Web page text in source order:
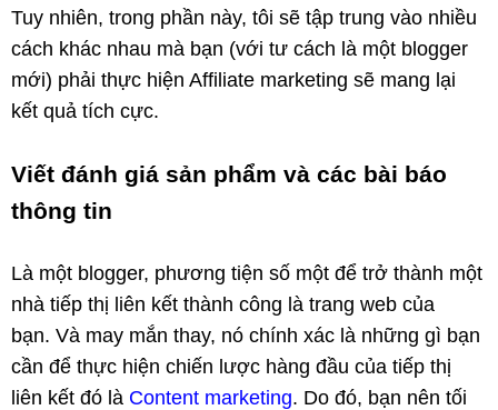
Tuy nhiên, trong phần này, tôi sẽ tập trung vào nhiều
cách khác nhau mà bạn (với tư cách là một blogger
mới) phải thực hiện Affiliate marketing sẽ mang lại
kết quả tích cực.
Viết đánh giá sản phẩm và các bài báo
thông tin
Là một blogger, phương tiện số một để trở thành một
nhà tiếp thị liên kết thành công là trang web của
bạn. Và may mắn thay, nó chính xác là những gì bạn
cần để thực hiện chiến lược hàng đầu của tiếp thị
liên kết đó là Content marketing. Do đó, bạn nên tối